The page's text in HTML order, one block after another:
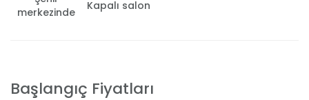
merkezinde
Kapalı salon
Başlangıç Fiyatları